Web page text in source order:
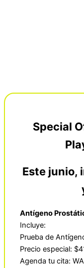
Special
Este junio,
Antígeno
Incluye:
Prueba de
Precio especial:
Agenda tu cita: